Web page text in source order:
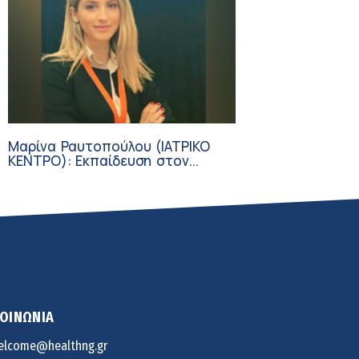
Μαρίνα Ραυτοπούλου (ΙΑΤΡΙΚΟ
ΚΕΝΤΡΟ): Εκπαίδευση στον